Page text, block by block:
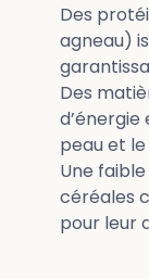
Des
agneau)
Des
d’énergie
peau et
Une
céréales
pour leur